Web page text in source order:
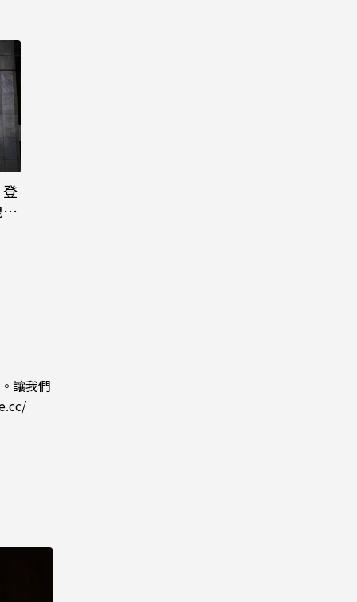
讓我們